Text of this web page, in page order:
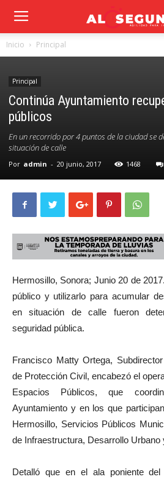
Inicio Principal
Principal
Continúa Ayuntamiento
públicos
En un recorrido por 4 puntos de la ciudad se
situación de calle
Por admin - 20 junio, 2017 1468
Hermosillo, Sonora; Junio 20 de
público y utilizarlo para acumular
en situación de calle fueron
seguridad pública.
Francisco Matty Ortega,
de Protección Civil, encabezó el
Espacios Públicos, que
Ayuntamiento y en los que
Hermosillo, Servicios Públicos
de Infraestructura, Desarrollo Urbano
Detalló que en el ala poniente